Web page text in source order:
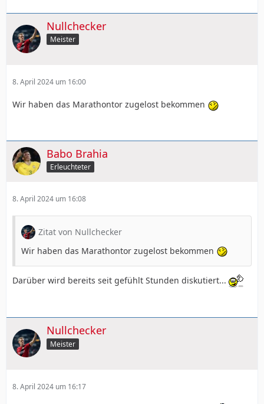
Nullchecker
Meister
8. April 2024 um 16:00
Wir haben das Marathontor zugelost bekommen
Babo Brahia
Erleuchteter
8. April 2024 um 16:08
Zitat von Nullchecker
Wir haben das Marathontor zugelost bekommen
Darüber wird bereits seit gefühlt Stunden diskutiert...
Nullchecker
Meister
8. April 2024 um 16:17